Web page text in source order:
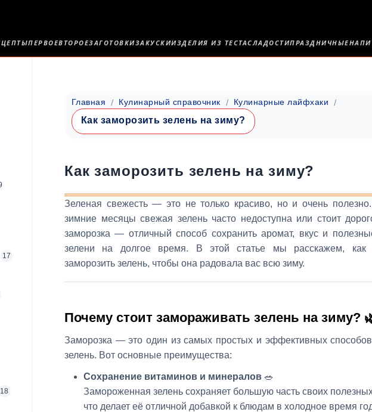
ПЕРВОЕВТОРОЕЗАГОТОВКИЗАКУСКИИЗДЕЛИЯ ИЗ ТЕСТАСЛАДОСТИПРАЗДНИЧНЫЕ
17
18
Главная Кулинарный справочник Кулинарные лайфхаки
Как заморозить зелень на зиму?
Как заморозить зелень на зиму?
Зеленая свежесть — это не только красиво, но и очень
зимние месяцы свежая зелень часто недоступна или стоит
заморозка — отличный способ сохранить аромат, вкус и
зелени на долгое время. В этой статье мы расскажем, как
заморозить зелень, чтобы она радовала вас всю зиму.
Почему стоит замораживать зелень на зиму?
Заморозка — это один из самых простых и эффективных способов
зелень. Вот основные преимущества:
Сохранение витаминов и минералов🥗
Замороженная зелень сохраняет большую часть своих
что делает её отличной добавкой к блюдам в холодное время